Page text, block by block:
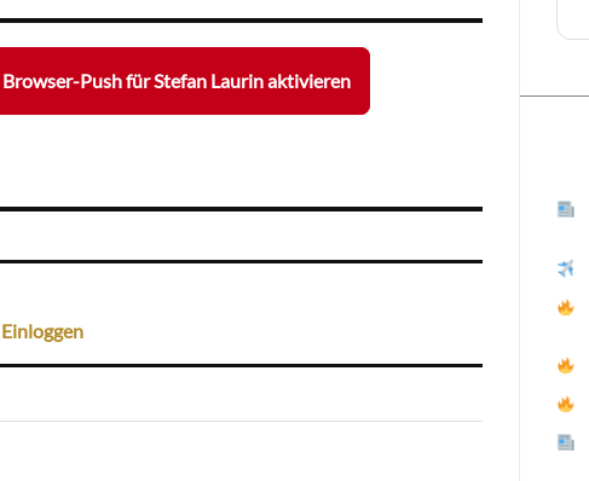
Browser-Push für Stefan Laurin aktivieren
Einloggen